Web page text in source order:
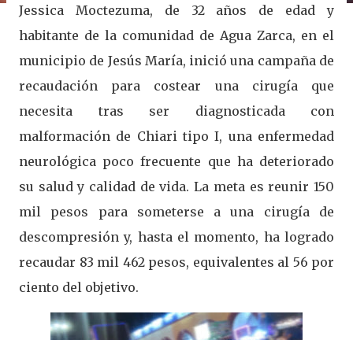
Jessica Moctezuma, de 32 años de edad y
habitante de la comunidad de Agua Zarca, en el
municipio de Jesús María, inició una campaña de
recaudación para costear una cirugía que
necesita tras ser diagnosticada con
malformación de Chiari tipo I, una enfermedad
neurológica poco frecuente que ha deteriorado
su salud y calidad de vida. La meta es reunir 150
mil pesos para someterse a una cirugía de
descompresión y, hasta el momento, ha logrado
recaudar 83 mil 462 pesos, equivalentes al 56 por
ciento del objetivo.